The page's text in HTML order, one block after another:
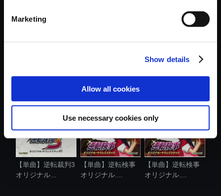
Marketing
Show details
Allow all cookies
Use necessary cookies only
オリジナル....
オリジナル....
オリジナル....
【単曲】逆転裁判3
オリジナル...
【単曲】逆転検事
オリジナル....
【単曲】逆転検事
オリジナル....